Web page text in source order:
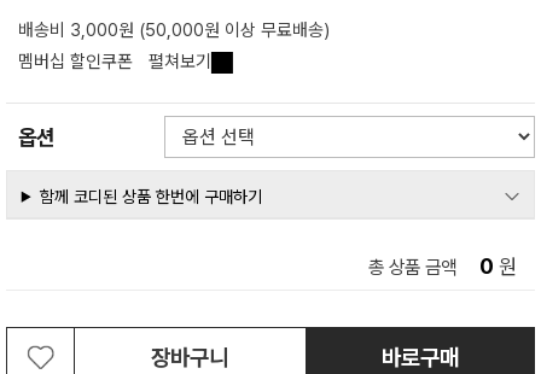
배송비 3,000원 (50,000원 이상 무료배송)
멤버십 할인쿠폰
펼쳐보기
옵션
함께 코디된 상품 한번에 구매하기
총 상품 금액 0 원
장바구니 바로구매